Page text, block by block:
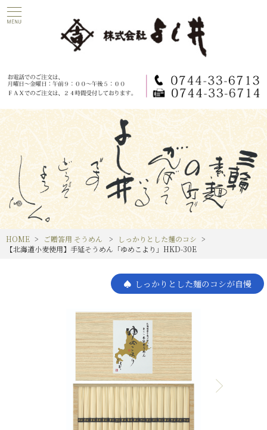
HOME ご贈答用 そうめん
しっかりとした麺のコシ
【北海道小麦使用】手延そうめん「ゆめこより」HKD-30E
しっかりとした麺のコシが自慢